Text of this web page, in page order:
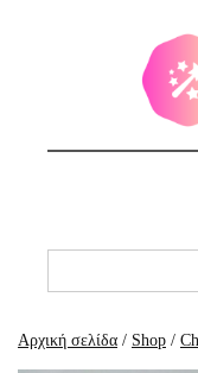
Search
Αρχική σελίδα / Shop /